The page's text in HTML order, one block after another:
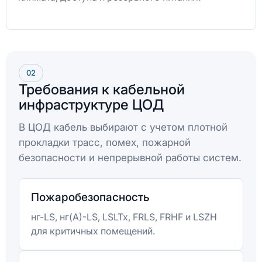
02
Требования к кабельной
инфраструктуре ЦОД
В ЦОД кабель выбирают с учетом плотной
прокладки трасс, помех, пожарной
безопасности и непрерывной работы систем.
Пожаробезопасность
нг-LS, нг(А)-LS, LSLTx, FRLS, FRHF и LSZH
для критичных помещений.